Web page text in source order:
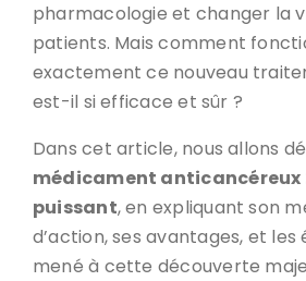
pharmacologie et changer la
patients. Mais comment
exactement ce nouveau
est-il si efficace et sûr ?
Dans cet article, nous allons
médicament anticancéreux
puissant, en expliquant son
d’action, ses avantages, et les
mené à cette découverte